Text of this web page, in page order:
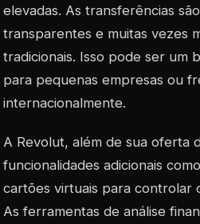
elevadas. As transferências
transparentes e muitas vezes
tradicionais. Isso pode ser um
para pequenas empresas ou
internacionalmente.
A Revolut, além de sua oferta
funcionalidades adicionais
cartões virtuais para controlar
As ferramentas de análise